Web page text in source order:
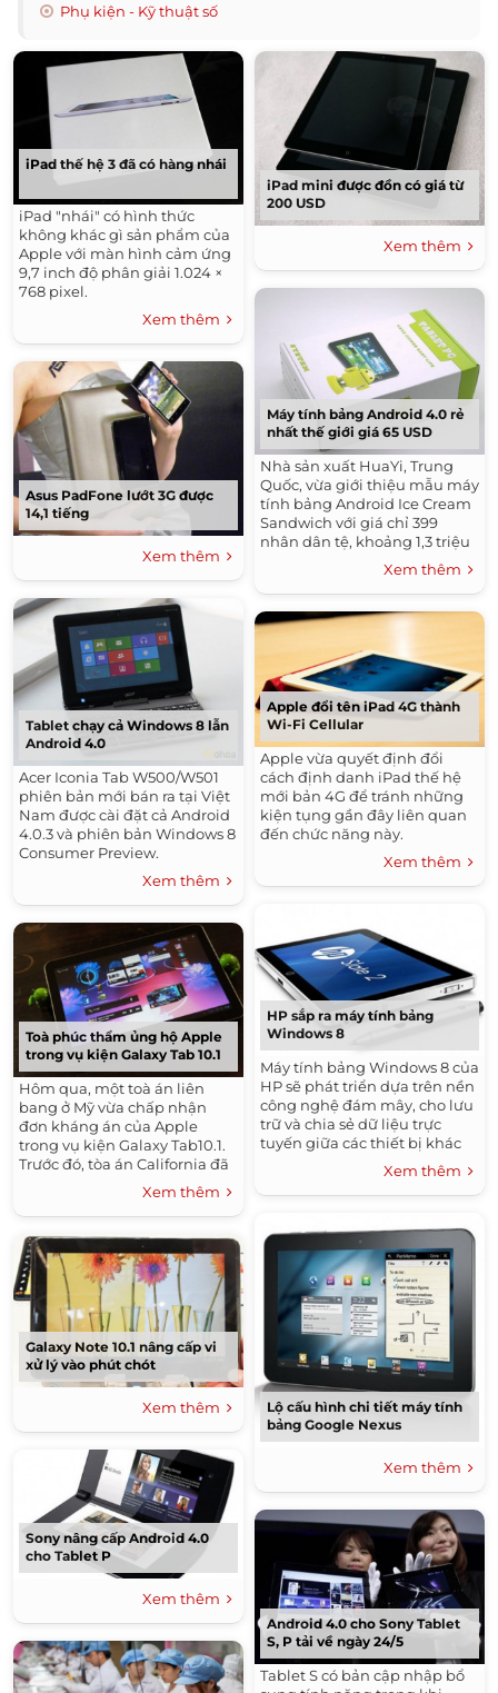
Phụ kiện - Kỹ thuật số
iPad thế hệ 3 đã có hàng nhái
iPad "nhái" có hình thức
không khác gì sản phẩm của
Apple với màn hình cảm ứng
9,7 inch độ phân giải 1.024 ×
768 pixel.
Xem thêm
Asus PadFone lướt 3G được
14,1 tiếng
Xem thêm
Tablet chạy cả Windows 8 lẫn
Android 4.0
Acer Iconia Tab W500/W501
phiên bản mới bán ra tại Việt
Nam được cài đặt cả Android
4.0.3 và phiên bản Windows 8
Consumer Preview.
Xem thêm
Toà phúc thẩm ủng hộ Apple
trong vụ kiện Galaxy Tab 10.1
Hôm qua, một toà án liên
bang ở Mỹ vừa chấp nhận
đơn kháng án của Apple
trong vụ kiện Galaxy Tab10.1.
Trước đó, tòa án California đã
Xem thêm
Galaxy Note 10.1 nâng cấp vi
xử lý vào phút chót
Xem thêm
Sony nâng cấp Android 4.0
cho Tablet P
Xem thêm
iPad mini được đồn có giá từ
200 USD
Xem thêm
Máy tính bảng Android 4.0 rẻ
nhất thế giới giá 65 USD
Nhà sản xuất HuaYi, Trung
Quốc, vừa giới thiệu mẫu máy
tính bảng Android Ice Cream
Sandwich với giá chỉ 399
nhân dân tệ, khoảng 1,3 triệu
Xem thêm
Apple đổi tên iPad 4G thành
Wi-Fi Cellular
Apple vừa quyết định đổi
cách định danh iPad thế hệ
mới bản 4G để tránh những
kiện tụng gần đây liên quan
đến chức năng này.
Xem thêm
HP sắp ra máy tính bảng
Windows 8
Máy tính bảng Windows 8 của
HP sẽ phát triển dựa trên nền
công nghệ đám mây, cho lưu
trữ và chia sẻ dữ liệu trực
tuyến giữa các thiết bị khác
Xem thêm
Lộ cấu hình chi tiết máy tính
bảng Google Nexus
Xem thêm
Android 4.0 cho Sony Tablet
S, P tải về ngày 24/5
Tablet S có bản cập nhập bổ